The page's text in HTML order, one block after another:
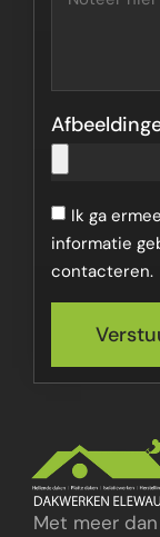
Met meer
Ik ga
informatie
contacteren.